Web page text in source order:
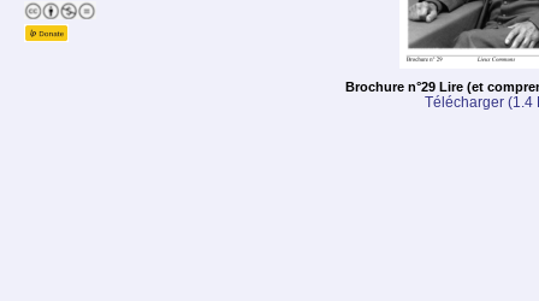
Brochure n°29 Lire (et
Télécharger (1.4